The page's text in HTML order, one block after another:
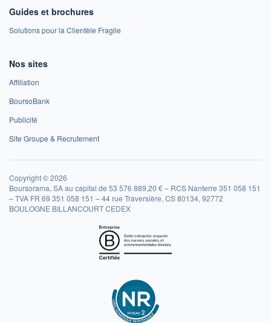
Guides et brochures
Solutions pour la Clientèle Fragile
Nos sites
Affiliation
BoursoBank
Publicité
Site Groupe & Recrutement
Copyright © 2026
Boursorama, SA au capital de 53 576 889,20 € – RCS Nanterre 351 058 151
– TVA FR 69 351 058 151 – 44 rue Traversière, CS 80134, 92772
BOULOGNE BILLANCOURT CEDEX